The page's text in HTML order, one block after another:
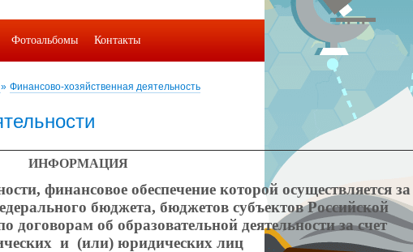
» Финансово-хозяйственная деятельность
ИНФОРМАЦИЯ
финансовое обеспечение которой осуществляется за
бюджета, бюджетов субъектов Российской
об образовательной деятельности за счет
и (или) юридических лиц
Фотоальбомы Контакты